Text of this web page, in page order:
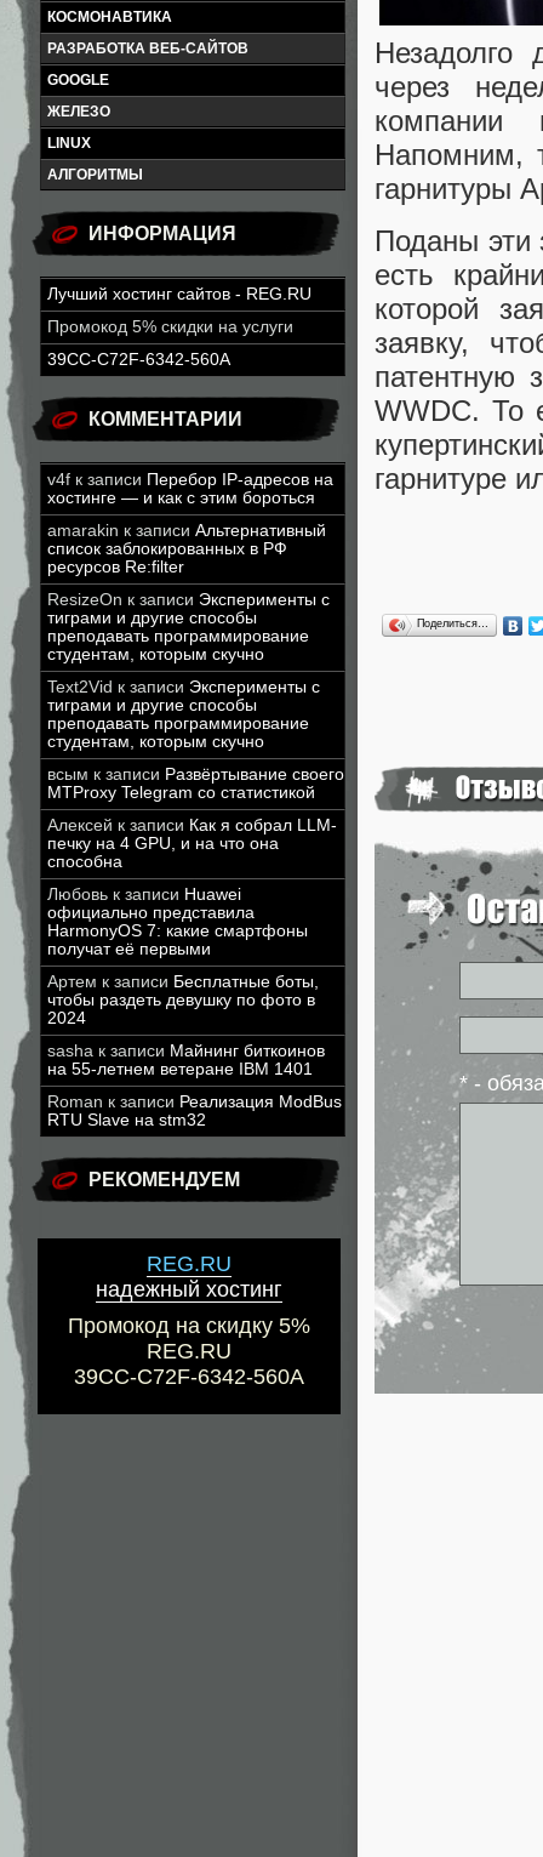
КОСМОНАВТИКА
РАЗРАБОТКА ВЕБ-САЙТОВ
GOOGLE
ЖЕЛЕЗО
LINUX
АЛГОРИТМЫ
ИНФОРМАЦИЯ
Лучший хостинг сайтов - REG.RU
Промокод 5% скидки на услуги
39CC-C72F-6342-560A
КОММЕНТАРИИ
v4f к записи Перебор IP-адресов на
хостинге — и как с этим бороться
amarakin к записи Альтернативный
список заблокированных в РФ
ресурсов Re:filter
ResizeOn к записи Эксперименты с
тиграми и другие способы
преподавать программирование
студентам, которым скучно
Text2Vid к записи Эксперименты с
тиграми и другие способы
преподавать программирование
студентам, которым скучно
всым к записи Развёртывание своего
MTProxy Telegram со статистикой
Алексей к записи Как я собрал LLM-
печку на 4 GPU, и на что она
способна
Любовь к записи Huawei
официально представила
HarmonyOS 7: какие смартфоны
получат её первыми
Артем к записи Бесплатные боты,
чтобы раздеть девушку по фото в
2024
sasha к записи Майнинг биткоинов
на 55-летнем ветеране IBM 1401
Roman к записи Реализация ModBus
RTU Slave на stm32
РЕКОМЕНДУЕМ
REG.RU
надежный хостинг
Промокод на скидку 5%
REG.RU
39CC-C72F-6342-560A
Незадолго
через
компании
Напомним,
гарнитуры
Поданы эти
есть
которой
заявку,
патентную
WWDC. То
гарнитуре
Поделиться…
* -